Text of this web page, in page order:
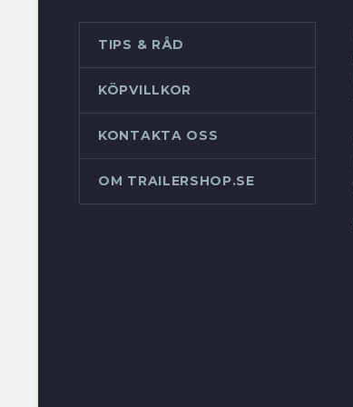
TIPS & RÅD
KÖPVILLKOR
KONTAKTA OSS
OM TRAILERSHOP.SE